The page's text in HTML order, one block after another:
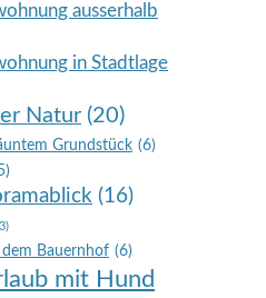
ausserhalb
in Stadtlage
Natur (20)
Grundstück (6)
(16)
Bauernhof (6)
mit Hund